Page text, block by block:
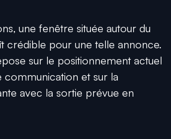
une fenêtre située autour du
crédible pour une telle annonce.
sur le positionnement actuel
communication et sur la
avec la sortie prévue en